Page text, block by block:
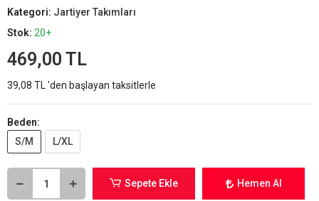
Kategori: Jartiyer Takımları
Stok: 20+
469,00 TL
39,08 TL 'den başlayan taksitlerle
Beden:
S/M
L/XL
Sepete Ekle Hemen Al